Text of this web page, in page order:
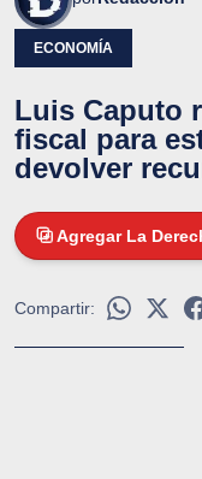
ECONOMÍA
Luis Caputo
fiscal para
devolver
Agregar La
Compartir: